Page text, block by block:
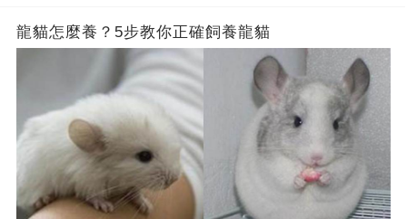
龍貓怎麼養？5步教你正確飼養龍貓